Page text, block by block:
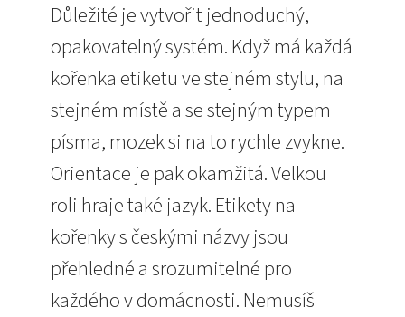
Důležité je vytvořit jednoduchý,
opakovatelný systém. Když má každá
kořenka etiketu ve stejném stylu, na
stejném místě a se stejným typem
písma, mozek si na to rychle zvykne.
Orientace je pak okamžitá. Velkou
roli hraje také jazyk. Etikety na
kořenky s českými názvy jsou
přehledné a srozumitelné pro
každého v domácnosti. Nemusíš